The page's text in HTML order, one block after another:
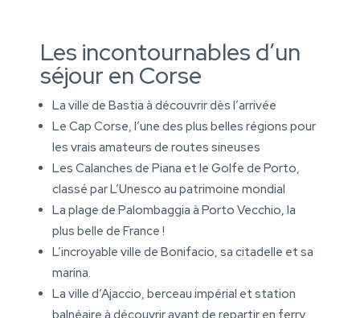
Les incontournables d’un
séjour en Corse
La ville de Bastia à découvrir dès l’arrivée
Le Cap Corse, l’une des plus belles régions pour
les vrais amateurs de routes sineuses
Les Calanches de Piana et le Golfe de Porto,
classé par L’Unesco au patrimoine mondial
La plage de Palombaggia à Porto Vecchio, la
plus belle de France !
L’incroyable ville de Bonifacio, sa citadelle et sa
marina.
La ville d’Ajaccio, berceau impérial et station